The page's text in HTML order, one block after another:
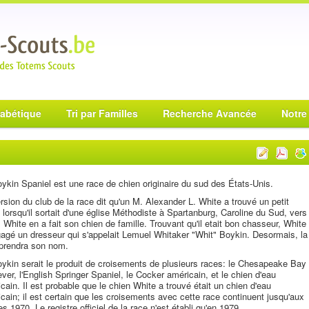
Tri par Familles Recherche Avancée
Spaniel est une race de chien originaire du sud des États-Unis.
du club de la race dit qu'un M. Alexander L. White a trouvé un petit
sortait d'une église Méthodiste à Spartanburg, Caroline du Sud, vers
White en a fait son chien de famille. Trouvant qu'il etait bon chasseur, White
un dresseur qui s'appelait Lemuel Whitaker "Whit" Boykin. Desormais, la
son nom.
serait le produit de croisements de plusieurs races: le Chesapeake Bay
l'English Springer Spaniel, le Cocker américain, et le chien d'eau
Il est probable que le chien White a trouvé était un chien d'eau
il est certain que les croisements avec cette race continuent jusqu'aux